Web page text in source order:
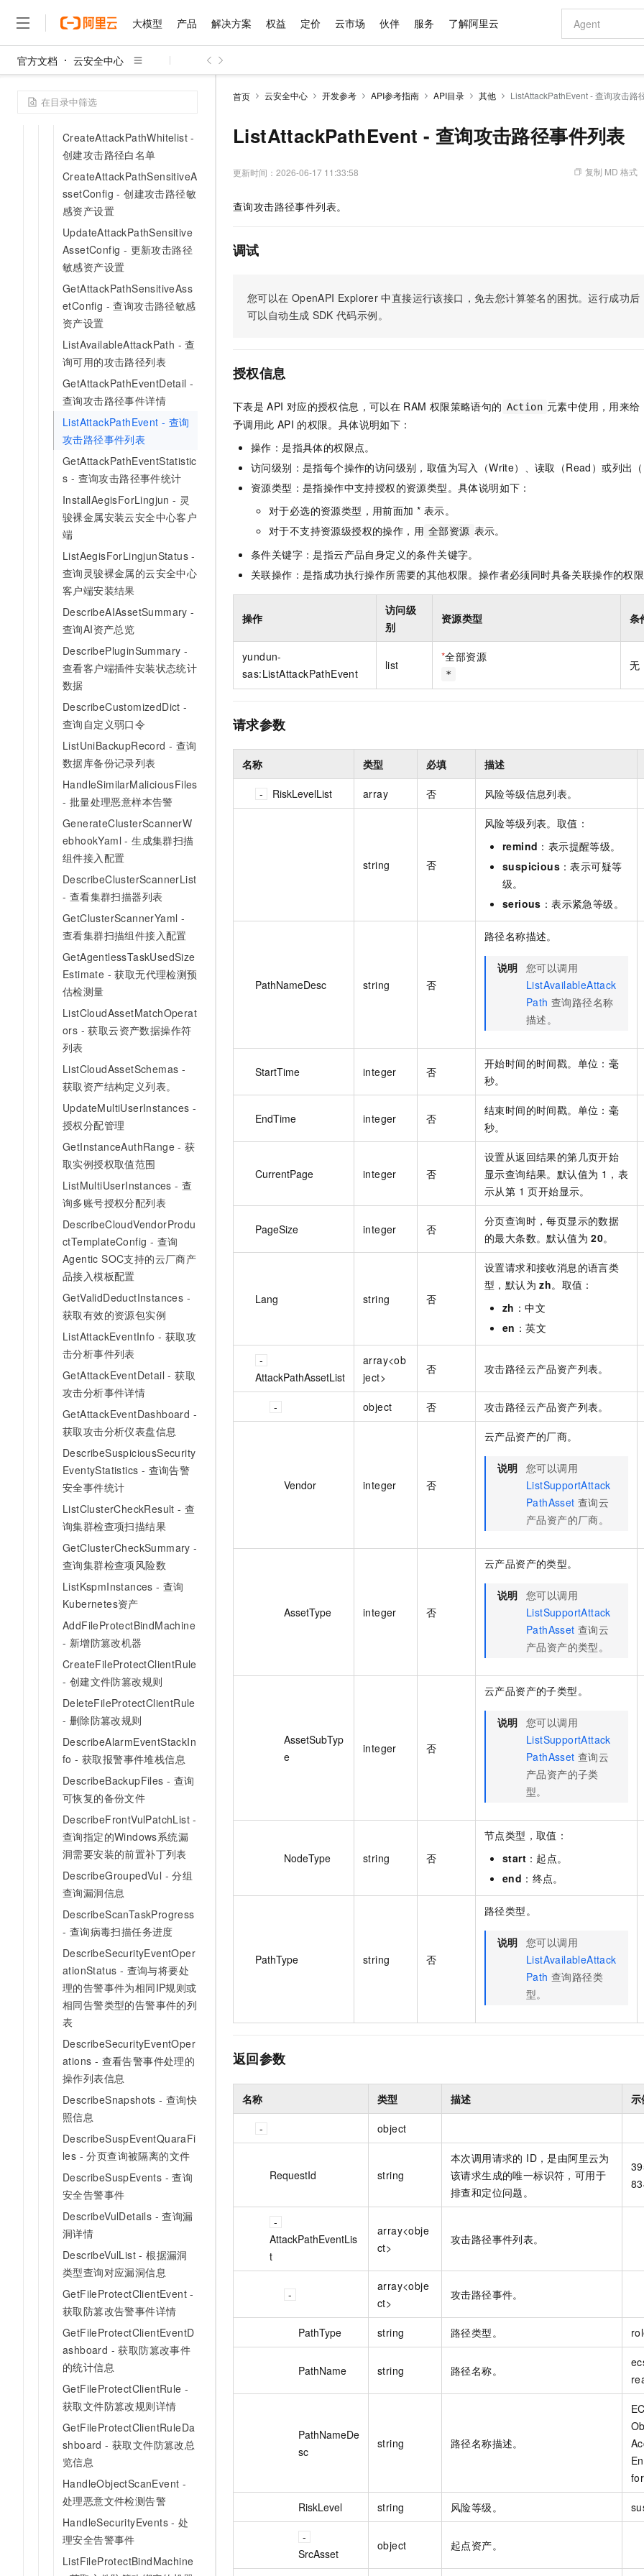
大模型 产品 解决方案 权益 定价 云市场 伙伴 服务 了解阿里云
官方文档 云安全中心
- 查询攻击路径支持的云产品
GetAttackPathWhitelist - 查
询攻击路径白名单详情
ListAttackPathWhitelist - 查
CreateAttackPathWhitelist -
创建攻击路径白名单
CreateAttackPathSensitiveA
ssetConfig - 创建攻击路径敏
感资产设置
UpdateAttackPathSensitive
AssetConfig - 更新攻击路径
敏感资产设置
GetAttackPathSensitiveAss
etConfig - 查询攻击路径敏感
资产设置
ListAvailableAttackPath - 查
询可用的攻击路径列表
GetAttackPathEventDetail -
查询攻击路径事件详情
ListAttackPathEvent - 查询
攻击路径事件列表
GetAttackPathEventStatistic
s - 查询攻击路径事件统计
InstallAegisForLingjun - 灵
骏裸金属安装云安全中心客户
端
ListAegisForLingjunStatus -
查询灵骏裸金属的云安全中心
客户端安装结果
DescribeAIAssetSummary -
查询AI资产总览
DescribePluginSummary -
查看客户端插件安装状态统计
数据
DescribeCustomizedDict -
查询自定义弱口令
ListUniBackupRecord - 查询
数据库备份记录列表
HandleSimilarMaliciousFiles
- 批量处理恶意样本告警
GenerateClusterScannerW
ebhookYaml - 生成集群扫描
组件接入配置
DescribeClusterScannerList
- 查看集群扫描器列表
GetClusterScannerYaml -
查看集群扫描组件接入配置
GetAgentlessTaskUsedSize
Estimate - 获取无代理检测预
估检测量
ListCloudAssetMatchOperat
ors - 获取云资产数据操作符
列表
ListCloudAssetSchemas -
获取资产结构定义列表。
UpdateMultiUserInstances -
授权分配管理
GetInstanceAuthRange - 获
取实例授权取值范围
ListMultiUserInstances - 查
询多账号授权分配列表
DescribeCloudVendorProdu
ctTemplateConfig - 查询
Agentic SOC支持的云厂商产
品接入模板配置
GetValidDeductInstances -
获取有效的资源包实例
ListAttackEventInfo - 获取攻
击分析事件列表
GetAttackEventDetail - 获取
攻击分析事件详情
GetAttackEventDashboard -
获取攻击分析仪表盘信息
DescribeSuspiciousSecurity
EventyStatistics - 查询告警
安全事件统计
ListClusterCheckResult - 查
询集群检查项扫描结果
GetClusterCheckSummary -
查询集群检查项风险数
ListKspmInstances - 查询
Kubernetes资产
AddFileProtectBindMachine
- 新增防篡改机器
CreateFileProtectClientRule
- 创建文件防篡改规则
DeleteFileProtectClientRule
- 删除防篡改规则
DescribeAlarmEventStackIn
fo - 获取报警事件堆栈信息
DescribeBackupFiles - 查询
可恢复的备份文件
DescribeFrontVulPatchList -
查询指定的Windows系统漏
洞需要安装的前置补丁列表
DescribeGroupedVul - 分组
查询漏洞信息
DescribeScanTaskProgress
- 查询病毒扫描任务进度
DescribeSecurityEventOper
ationStatus - 查询与将要处
理的告警事件为相同IP规则或
相同告警类型的告警事件的列
表
DescribeSecurityEventOper
ations - 查看告警事件处理的
操作列表信息
DescribeSnapshots - 查询快
照信息
DescribeSuspEventQuaraFi
les - 分页查询被隔离的文件
DescribeSuspEvents - 查询
安全告警事件
DescribeVulDetails - 查询漏
洞详情
DescribeVulList - 根据漏洞
类型查询对应漏洞信息
GetFileProtectClientEvent -
获取防篡改告警事件详情
GetFileProtectClientEventD
ashboard - 获取防篡改事件
的统计信息
GetFileProtectClientRule -
获取文件防篡改规则详情
GetFileProtectClientRuleDa
shboard - 获取文件防篡改总
览信息
HandleObjectScanEvent -
处理恶意文件检测告警
HandleSecurityEvents - 处
理安全告警事件
ListFileProtectBindMachine
首页 云安全中心 开发参考 API参考指南 API目录 其他 ListAttackPathEvent - 查询攻击路
ListAttackPathEvent - 查询攻击路径事件列表
更新时间： 2026-06-17 11:33:58 复制 MD 格式
查询攻击路径事件列表。
调试
您可以在 OpenAPI Explorer 中直接运行该接口，免去您计算签名的困扰。运行成功
可以自动生成 SDK 代码示例。
授权信息
下表是 API 对应的授权信息，可以在 RAM 权限策略语句的 Action 元素中使用，用来给
予调用此 API 的权限。具体说明如下：
操作：是指具体的权限点。
访问级别：是指每个操作的访问级别，取值为写入（Write）、读取（Read）或列出
资源类型：是指操作中支持授权的资源类型。具体说明如下：
对于必选的资源类型，用前面加 * 表示。
对于不支持资源级授权的操作，用 全部资源 表示。
条件关键字：是指云产品自身定义的条件关键字。
关联操作：是指成功执行操作所需要的其他权限。操作者必须同时具备关联操作的权
操作
访问级
别
资源类型 条
yundun-
sas:ListAttackPathEvent
list
*全部资源
*
无
请求参数
名称 类型 必填 描述
RiskLevelList array 否 风险等级信息列表。
string 否
风险等级列表。取值：
remind ：表示提醒等级。
suspicious ：表示可疑等
级。
serious ：表示紧急等级。
PathNameDesc string 否
路径名称描述。
说明 您可以调用
ListAvailableAttack
Path 查询路径名称
描述。
StartTime integer 否
开始时间的时间戳。单位：毫
秒。
EndTime integer 否
结束时间的时间戳。单位：毫
秒。
CurrentPage integer 否
设置从返回结果的第几页开始
显示查询结果。默认值为 1，表
示从第 1 页开始显示。
PageSize integer 否
分页查询时，每页显示的数据
的最大条数。默认值为20。
Lang string 否
设置请求和接收消息的语言类
型，默认为zh。取值：
zh ：中文
en ：英文
AttackPathAssetList
array<ob
ject>
否 攻击路径云产品资产列表。
object 否 攻击路径云产品资产列表。
Vendor integer 否
云产品资产的厂商。
说明 您可以调用
ListSupportAttack
PathAsset 查询云
产品资产的厂商。
AssetType integer 否
云产品资产的类型。
说明 您可以调用
ListSupportAttack
PathAsset 查询云
产品资产的类型。
AssetSubTyp
e
integer 否
云产品资产的子类型。
说明 您可以调用
ListSupportAttack
PathAsset 查询云
产品资产的子类
型。
NodeType string 否
节点类型，取值：
start ：起点。
end ：终点。
PathType string 否
路径类型。
说明 您可以调用
ListAvailableAttack
Path 查询路径类
型。
返回参数
名称 类型 描述 示
object
RequestId string
本次调用请求的 ID，是由阿里云为
该请求生成的唯一标识符，可用于
排查和定位问题。
AttackPathEventLis
t
array<obje
ct>
攻击路径事件列表。
array<obje
ct>
攻击路径事件。
PathType string 路径类型。
PathName string 路径名称。
PathNameDe
sc
string 路径名称描述。
RiskLevel string 风险等级。
SrcAsset
object 起点资产。
大模型
千问AI平台 大模型
Qwen3-VL-Plus
大模型服务
千问AI平台-Token Plan NEW
个人版上线、团队版降价；千问3.8-Max首发发尝鲜
千问AI平台-模型体验
在线体验全尺寸、多种模态的模型效果
Happy 系列大模型
新一代 AI 视频生成模型，深度适配广告营销等场景
大模型服务平台百炼-应用模版
丰富多元化的应用模版和解决方案
大模型服务平台百炼-智能体
灵活可视化地构建企业级 Agent
人工智能平台 PAI
Qoder HOT
大模型解决方案
10 分钟在聊天系统中增加一个 AI 助手 即刻拥有 DeepSeek-R1 满血版
产品
精选产品
人工智能与机器学习
网络与CDN
中间件
数据库
大数据计算
媒体服务
企业服务与云通信
域名与网站
终端用户计算
Serverless
开发工具
迁移与运维管理
专有云
精选产品
多元化、高性能、安全可靠的大模型服务
无影云电脑
随时随地安全接入的云上超级电脑
云解析DNS
面向分析的企业级SaaS模式云数据仓库
提供智能易用的域名与建站服务
提供一站式管理容器应用的 K8s 服务
安全可靠、弹
云原生的云上
解决方案
精选解决方案
互联网应用开发
大数据
可观测
上云与迁云
企业出海
政企业务
精选解决方案
HappyHorse 打造一站式影视创作平台
快速拥有专属 OpenClaw
上传文档即自动完成翻译和格式还原
轻松解锁专属
权益 普惠上云
推荐新用户得奖励，单订单最高返9万
云工开物
高校专属算力普惠，学生认证享300元代金券
免费试用
最高领取价值200元试用点，立即开启云上创新
140+云产品 免费试用
大模型ACA认证体验
AI 特惠
至高享 1亿+免费 tokens，加速 Al 应用落地
送.CN域名，送备案服务码
AI 场景体
智能编程，一
从图文生成到
AI助力短剧漫
定价 产品定价
了解云产品的定价详情
云上成本管理
管理和优化成本
价格计算器
自助选配和估算价格
价格优势
配置报价
云市场 精选商城
多端小程序
观测云
Tuya 物联网平台阿里云版
电子合同
AI空中课堂在线直播课堂（旗舰版）
生态解决方案
行业生态解决方案
开发者生态解决方案
AI 开发和 AI 应用解决方案
数据与 API
手机三要素
快递物流查询
OA 办公系统
400电话
广告营销
基础软件
宝塔 Linux
WordPress
建站小程序
定制建站
建站系统
伙伴 成为销售伙伴
咨询伙伴
销售伙伴合作计划
无影生态合作计划
Consulting Partner 合作计划
成为产品伙伴
产品生态伙伴
产品伙伴
弹性计算合
成为服务
服务 售前咨询
自助服务
在线服务
短信专区
企业增值服务
专家技术服务
阿里云认证
全部认证
了解阿里云 为什么选择阿里云
技术领先
分析师报告
研究报告与白皮书
AI 算法大赛
入门学习赛
最佳实践
云上奥运之旅
市场活动
阿里云中企
高校合作